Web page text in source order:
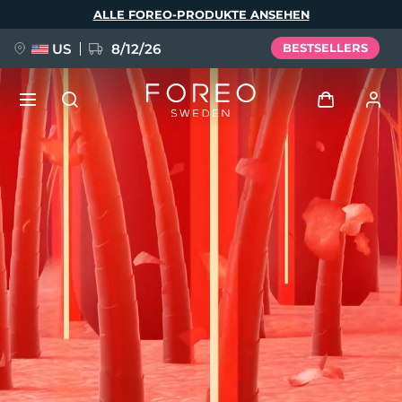
ALLE FOREO-PRODUKTE ANSEHEN
US 8/12/26 BESTSELLERS
Anmelden
Benutzerkonto
Meine Geräte
Meine Bestellungen
Meine Adressen
Meine Abonnements
NEU
FAQ™ Pure Beauty-Tech Elixir
BREAKING NEWS
issa™ Teeth Whitening Set
Sprache
English Deutsch
Español
Français
Italiano
Português
Polski
Svenska
Русский
Türkçe
简体中文 繁體中文